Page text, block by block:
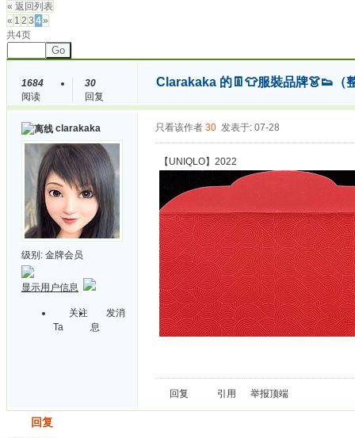
« 返回列表
« 1 2 3 4»
共4页
Go
1684
阅读
30
回复
Clarakaka 的👖👕服裝品牌👗👟（
clarakaka
级别: 金牌会员
显示用户信息
关注
Ta
发消
息
只看该作者 30 发表于: 07-28
【UNIQLO】2022
回复 引用 举报顶端
回复